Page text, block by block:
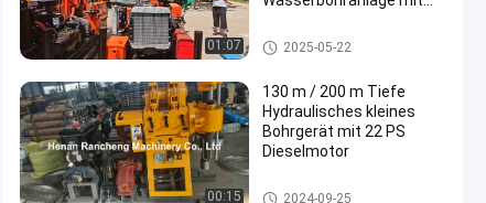
01:07 Bohrmaschine für Bohrlöcher
2025-05-22
00:15
130 m / 200 m Tiefe
Hydraulisches kleines
Bohrgerät mit 22 PS
Dieselmotor
Bohrmaschine für Bohrlöcher
2024-09-25